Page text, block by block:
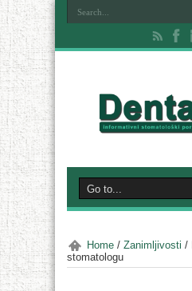
Home / Zanimljivosti /
stomatologu